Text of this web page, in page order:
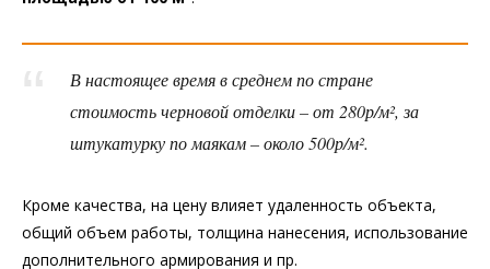
В настоящее время в среднем по стране
стоимость черновой отделки – от 280р/м², за
штукатурку по маякам – около 500р/м².
Кроме качества, на цену влияет удаленность объекта,
общий объем работы, толщина нанесения, использование
дополнительного армирования и пр.